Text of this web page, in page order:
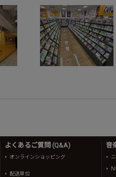
よくあるご質問 (Q&A)
オンラインショッピング
配送単位
音